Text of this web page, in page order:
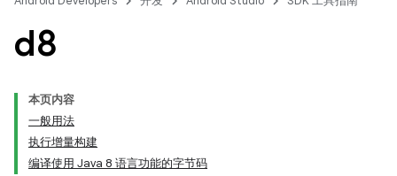
d8
本页内容
一般用法
执行增量构建
编译使用 Java 8 语言功能的字节码